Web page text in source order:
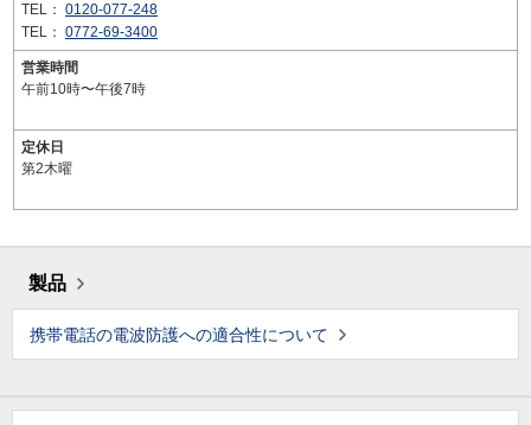
TEL： 0120-077-248
TEL： 0772-69-3400
営業時間
午前10時〜午後7時
定休日
第2木曜
製品
携帯電話の電波防護への適合性について